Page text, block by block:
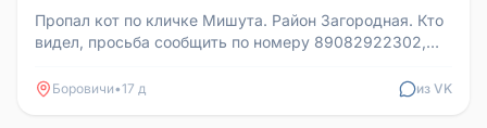
Пропал кот по кличке Мишута. Район Загородная. Кто
видел, просьба сообщить по номеру 89082922302,
Боровичи•17 д из VK